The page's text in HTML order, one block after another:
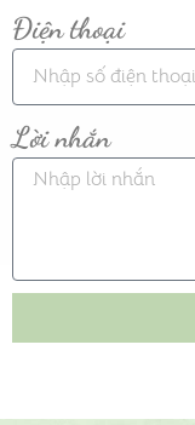
Điện thoại
Lời nhắn